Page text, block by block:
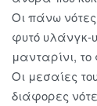
Οι πάνω νότες
φυτό υλάνγκ-
μανταρίνι,
Οι μεσαίες
διάφορες